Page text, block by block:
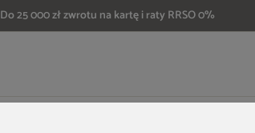
Do 25 000 zł zwrotu na kartę i raty RRSO 0%